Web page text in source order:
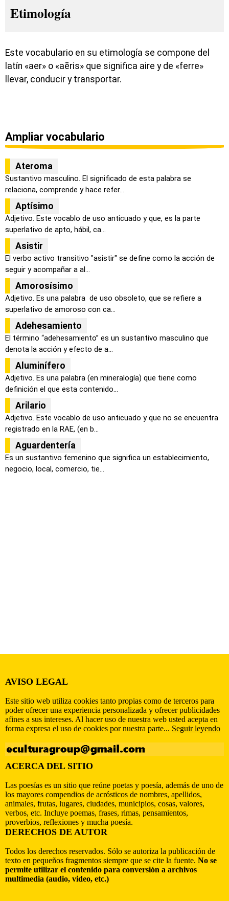
Etimología
Este vocabulario en su etimología se compone del
latín «aer» o «aēris» que significa aire y de «ferre»
llevar, conducir y transportar.
Ampliar vocabulario
Ateroma
Sustantivo masculino. El significado de esta palabra se
relaciona, comprende y hace refer...
Aptísimo
Adjetivo. Este vocablo de uso anticuado y que, es la parte
superlativo de apto, hábil, ca...
Asistir
El verbo activo transitivo "asistir" se define como la acción de
seguir y acompañar a al...
Amorosísimo
Adjetivo. Es una palabra de uso obsoleto, que se refiere a
superlativo de amoroso con ca...
Adehesamiento
El término “adehesamiento” es un sustantivo masculino que
denota la acción y efecto de a...
Aluminífero
Adjetivo. Es una palabra (en mineralogía) que tiene como
definición el que esta contenido...
Arilario
Adjetivo. Este vocablo de uso anticuado y que no se encuentra
registrado en la RAE, (en b...
Aguardentería
Es un sustantivo femenino que significa un establecimiento,
negocio, local, comercio, tie...
AVISO LEGAL
Este sitio web utiliza cookies tanto propias como de terceros para
poder ofrecer una experiencia personalizada y ofrecer publicidades
afines a sus intereses. Al hacer uso de nuestra web usted acepta en
forma expresa el uso de cookies por nuestra parte... Seguir leyendo
ACERCA DEL SITIO
Las poesías es un sitio que reúne poetas y poesía, además de uno de
los mayores compendios de acrósticos de nombres, apellidos,
animales, frutas, lugares, ciudades, municipios, cosas, valores,
verbos, etc. Incluye poemas, frases, rimas, pensamientos,
proverbios, reflexiones y mucha poesía.
DERECHOS DE AUTOR
Todos los derechos reservados. Sólo se autoriza la publicación de
texto en pequeños fragmentos siempre que se cite la fuente. No se
permite utilizar el contenido para conversión a archivos
multimedia (audio, video, etc.)